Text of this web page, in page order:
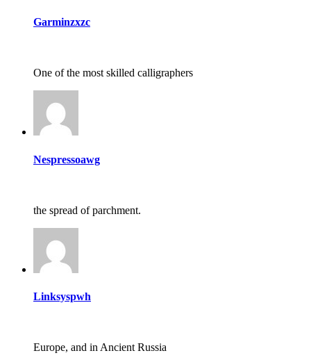
Garminzxzc
One of the most skilled calligraphers
Nespressoawg
the spread of parchment.
Linksyspwh
Europe, and in Ancient Russia